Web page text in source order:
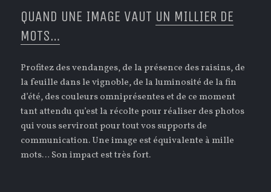
QUAND UNE IMAGE VAUT UN MILLIER DE
MOTS…
Profitez des vendanges, de la présence des raisins, de
la feuille dans le vignoble, de la luminosité de la fin
d’été, des couleurs omniprésentes et de ce moment
tant attendu qu’est la récolte pour réaliser des photos
qui vous serviront pour tout vos supports de
communication. Une image est équivalente à mille
mots… Son impact est très fort.